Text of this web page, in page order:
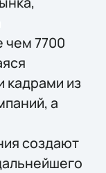
чем 7700
кадрами из
а
создают